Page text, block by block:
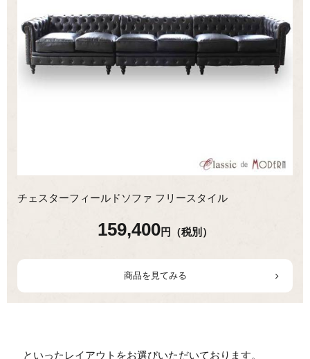
チェスターフィールドソファ フリースタイル
159,400円（税別）
商品を見てみる
といったレイアウトをお選びいただいております。